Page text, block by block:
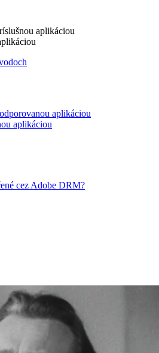
aplikáciou
aplikáciou
aplikáciou
cez Adobe DRM?